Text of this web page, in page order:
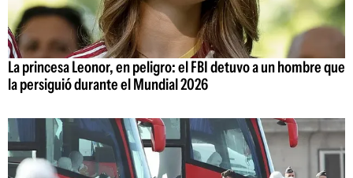
La princesa Leonor, en peligro: el FBI detuvo a un hombre que
la persiguió durante el Mundial 2026